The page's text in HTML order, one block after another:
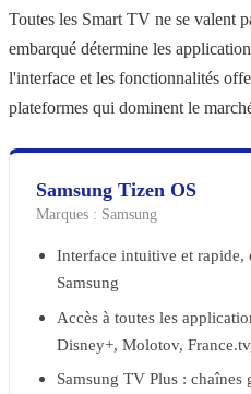
Toutes les Smart TV ne se valent
embarqué détermine les
l'interface et les fonctionnalités
plateformes qui dominent le
Samsung Tizen OS
Marques : Samsung
Interface intuitive et rapide,
Samsung
Accès à toutes les
Disney+, Molotov,
Samsung TV Plus : chaînes